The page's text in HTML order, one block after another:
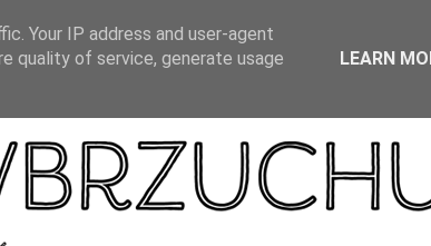
Your IP address and user-agent
quality of service, generate usage
LEARN